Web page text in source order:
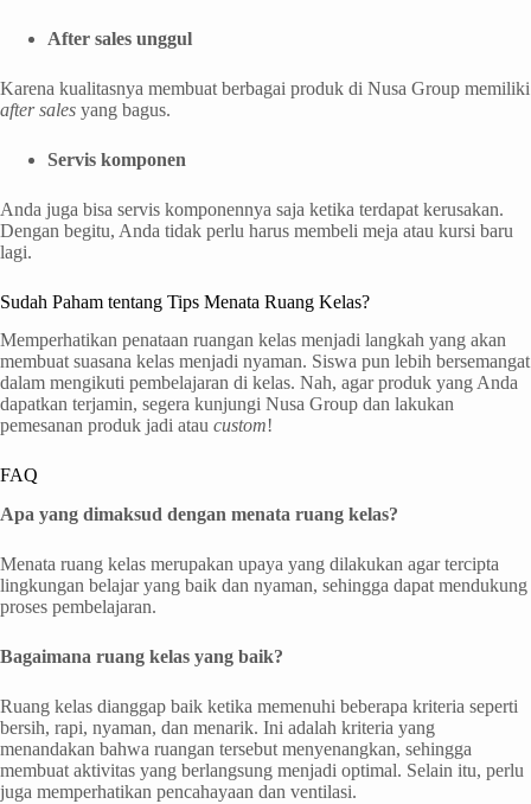
After sales unggul
Karena kualitasnya membuat berbagai produk di Nusa Group memiliki
after sales yang bagus.
Servis komponen
Anda juga bisa servis komponennya saja ketika terdapat kerusakan.
Dengan begitu, Anda tidak perlu harus membeli meja atau kursi baru
lagi.
Sudah Paham tentang Tips Menata Ruang Kelas?
Memperhatikan penataan ruangan kelas menjadi langkah yang akan
membuat suasana kelas menjadi nyaman. Siswa pun lebih bersemangat
dalam mengikuti pembelajaran di kelas. Nah, agar produk yang Anda
dapatkan terjamin, segera kunjungi Nusa Group dan lakukan
pemesanan produk jadi atau custom!
FAQ
Apa yang dimaksud dengan menata ruang kelas?
Menata ruang kelas merupakan upaya yang dilakukan agar tercipta
lingkungan belajar yang baik dan nyaman, sehingga dapat mendukung
proses pembelajaran.
Bagaimana ruang kelas yang baik?
Ruang kelas dianggap baik ketika memenuhi beberapa kriteria seperti
bersih, rapi, nyaman, dan menarik. Ini adalah kriteria yang
menandakan bahwa ruangan tersebut menyenangkan, sehingga
membuat aktivitas yang berlangsung menjadi optimal. Selain itu, perlu
juga memperhatikan pencahayaan dan ventilasi.